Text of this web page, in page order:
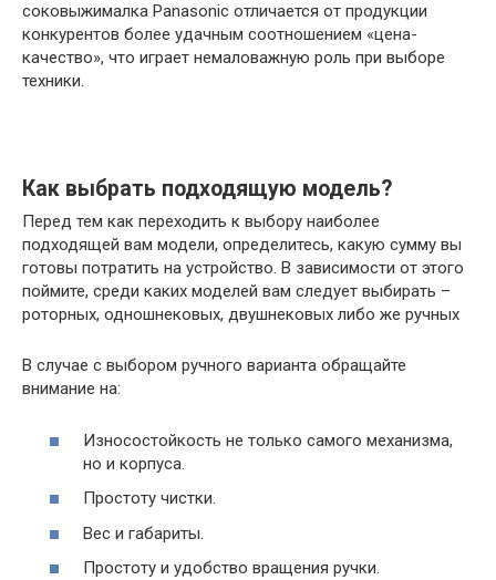
соковыжималка Panasonic отличается от продукции
конкурентов более удачным соотношением «цена-
качество», что играет немаловажную роль при выборе
техники.
Как выбрать подходящую модель?
Перед тем как переходить к выбору наиболее
подходящей вам модели, определитесь, какую сумму вы
готовы потратить на устройство. В зависимости от этого
поймите, среди каких моделей вам следует выбирать –
роторных, одношнековых, двушнековых либо же ручных
В случае с выбором ручного варианта обращайте
внимание на:
Износостойкость не только самого механизма,
но и корпуса.
Простоту чистки.
Вес и габариты.
Простоту и удобство вращения ручки.